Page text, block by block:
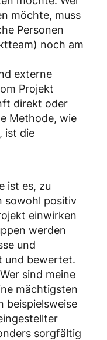
möchte, muss
Personen
noch am
externe
Projekt
direkt oder
Methode, wie
ist die
ist es, zu
sowohl positiv
einwirken
werden
und
und bewertet.
sind meine
mächtigsten
beispielsweise
sorgfältig